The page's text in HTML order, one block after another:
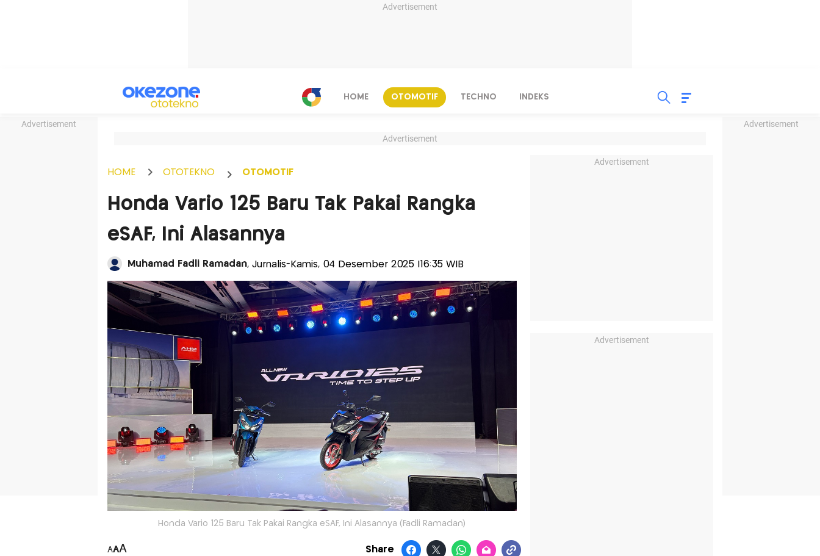
Advertisement
Advertisement Advertisement
HOME OTOMOTIF TECHNO INDEKS
Advertisement
HOME OTOTEKNO OTOMOTIF
Honda Vario 125 Baru Tak Pakai Rangka
eSAF, Ini Alasannya
Muhamad Fadli Ramadan, Jurnalis-Kamis, 04 Desember 2025 |16:35 WIB
Honda Vario 125 Baru Tak Pakai Rangka eSAF, Ini Alasannya (Fadli Ramadan)
AAA Share
Advertisement
Advertisement